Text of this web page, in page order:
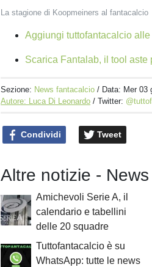
La stagione di Koopmeiners al fantacalcio
Aggiungi tuttofantacalcio
Scarica Fantalab, il tool
Sezione: News fantacalcio / Data: Mer 03
Autore: Luca Di Leonardo / Twitter:
Condividi Tweet
Altre notizie -
Amichevoli Serie A, il
calendario e tabellini
delle 20 squadre
Tuttofantacalcio è su
WhatsApp: tutte le news